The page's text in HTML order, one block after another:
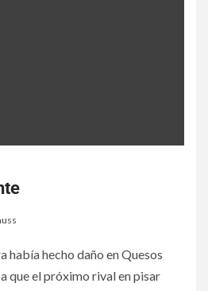
había hecho daño en Quesos
que el próximo rival en pisar